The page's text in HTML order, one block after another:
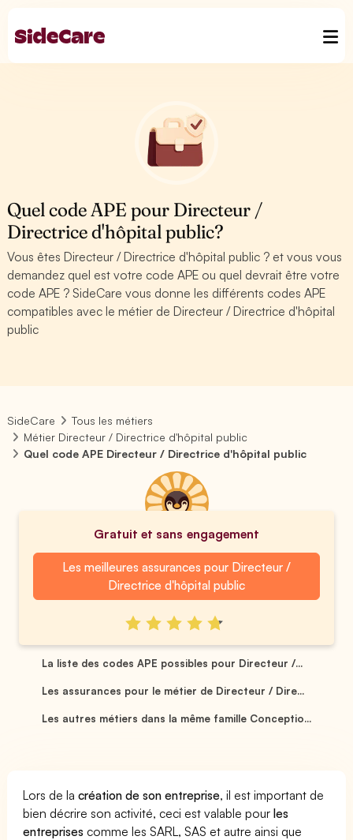
Quel code APE pour Directeur /
Directrice d'hôpital public?
Vous êtes Directeur / Directrice d'hôpital public ? et vous vous
demandez quel est votre code APE ou quel devrait être votre
code APE ? SideCare vous donne les différents codes APE
compatibles avec le métier de Directeur / Directrice d'hôpital
public
SideCare
Tous les métiers
Métier Directeur / Directrice d'hôpital public
Quel code APE Directeur / Directrice d'hôpital public
Gratuit et sans engagement
Les meilleures assurances pour Directeur /
Directrice d'hôpital public
La liste des codes APE possibles pour Directeur /...
Les assurances pour le métier de Directeur / Dire...
Les autres métiers dans la même famille Conceptio...
Lors de lacréation de son entreprise, il est important de
bien décrire son activité, ceci est valable pourles
entreprises comme les SARL, SAS et autre ainsi que